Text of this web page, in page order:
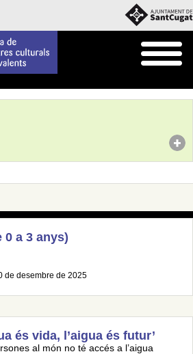
0 a 3 anys)
de desembre de 2025
és vida, l’aigua és futur’
al món no té accés a l’aigua